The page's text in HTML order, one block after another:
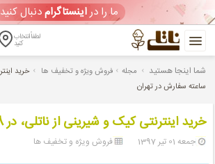
ما را دراینستاگرامدنبال کنید
لطفاً انتخاب
کنید
خرید
آنلاین
تولد
و
شیرینی
شما اینجا هستید مجله فروش ویژه و تخفیف ها
ساعته سفارش در تهران
خرید اینترنتی کیک و شیرینی از ناتلی، در 8 مرحله
جمعه 01 تير 1397 فروش ویژه و تخفیف ها